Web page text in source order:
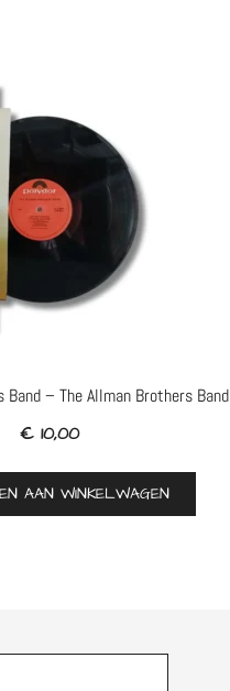
Band – The Allman Brothers Band
€ 10,00
AAN WINKELWAGEN